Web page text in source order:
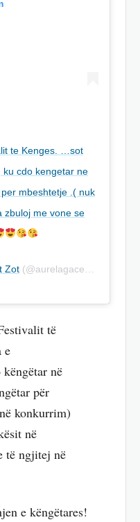
te Kenges. …sot
cdo kengetar ne
mbeshtetje .( nuk
me vone se
Zot (@aurelagaceofficial) on
të
e
në
për
konkurrim)
në
të ngjitej në
e këngëtares!